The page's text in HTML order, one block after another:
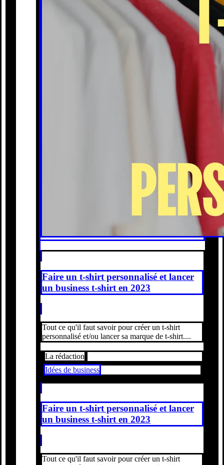
Faire un t-shirt personnalisé et lancer
un business t-shirt en 2023
Tout ce qu'il faut savoir pour créer un t-shirt
personnalisé et/ou lancer sa marque de t-shirt....
La rédaction
Idées de business
Faire un t-shirt personnalisé et lancer
un business t-shirt en 2023
Tout ce qu'il faut savoir pour créer un t-shirt